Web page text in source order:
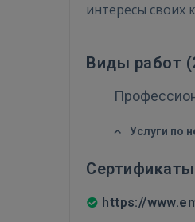
интересы своих
Виды работ (
Услуги по
Сертификаты
https://